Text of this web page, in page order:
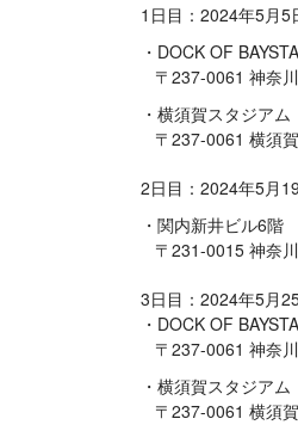
1日目：2024年5月
DOCK OF
〒237-0061 神奈
横須賀スタジアム
〒237-0061 横須
2日目：2024年5月
関内新井ビル6階
〒231-0015 神奈
3日目：2024年5月
DOCK OF
〒237-0061 神奈
横須賀スタジアム
〒237-0061 横須